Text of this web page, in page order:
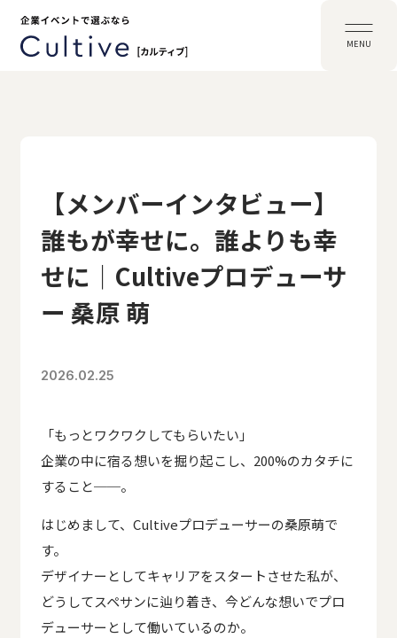
MENU
【メンバーインタビュー】
誰もが幸せに。誰よりも幸
せに｜Cultiveプロデューサ
ー 桑原 萌
2026.02.25
「もっとワクワクしてもらいたい」
企業の中に宿る想いを掘り起こし、200%のカタチに
すること──。
はじめまして、Cultiveプロデューサーの桑原萌で
す。
デザイナーとしてキャリアをスタートさせた私が、
どうしてスペサンに辿り着き、今どんな想いでプロ
デューサーとして働いているのか。